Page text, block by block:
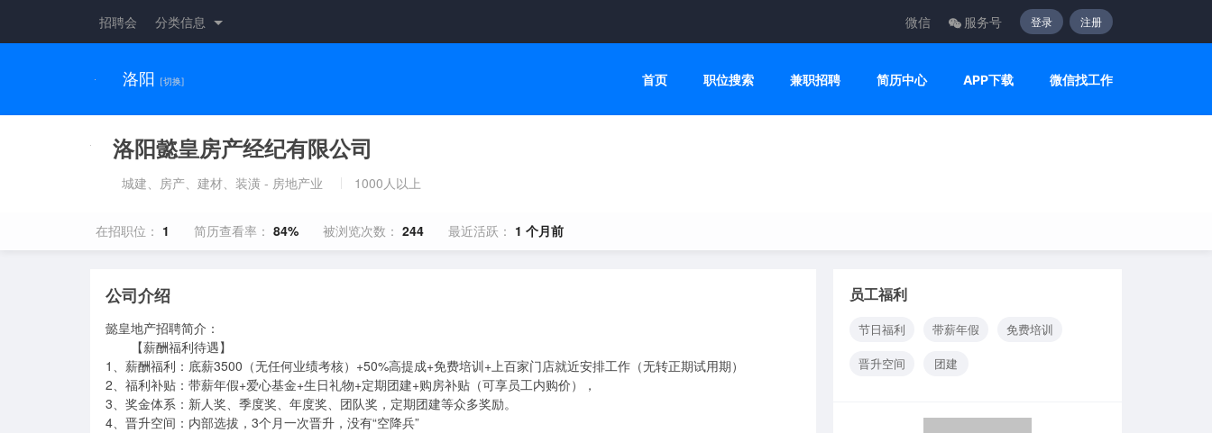
招聘会 分类信息 微信 服务号 登录 注册
洛阳 [切换] 首页 职位搜索 兼职招聘 简历中心 APP下载 微信找工作
洛阳懿皇房产经纪有限公司
城建、房产、建材、装潢 - 房地产业 1000人以上
在招职位： 1 简历查看率： 84% 被浏览次数： 244 最近活跃： 1 个月前
公司介绍
懿皇地产招聘简介：
1、薪酬福利：底薪3500（无任何业绩考核）+50%高提成+免费培训+上百家门店就近安排工作（无转正期试用期）
2、福利补贴：带薪年假+爱心基金+生日礼物+定期团建+购房补贴（可享员工内购价），
3、奖金体系：新人奖、季度奖、年度奖、团队奖，定期团建等众多奖励。
4、晋升空间：内部选拔，3个月一次晋升，没有“空降兵”
员工福利
节日福利 带薪年假
免费培训
晋升空间
团建